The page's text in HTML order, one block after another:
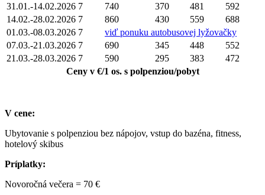
31.01.-14.02.2026 7 740 370 481
592
14.02.-28.02.2026 7 860 430 559
688
01.03.-08.03.2026 7
viď ponuku autobusovej lyžovačky
07.03.-21.03.2026 7 690 345 448
552
21.03.-28.03.2026 7 590 295 383
472
Ceny v €/1 os. s polpenziou/pobyt
V cene:
Ubytovanie s polpenziou bez nápojov, vstup do bazéna, fitness,
hotelový skibus
Príplatky:
Novoročná večera = 70 €